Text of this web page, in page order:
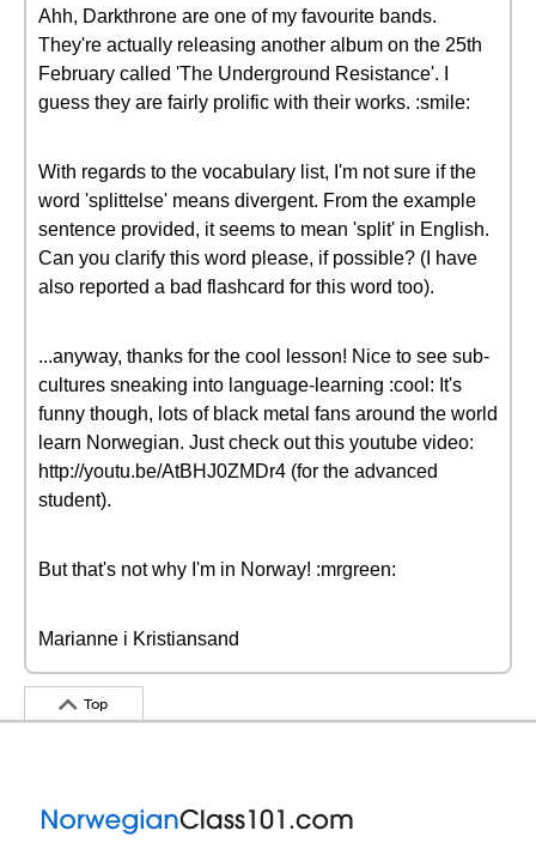
Ahh, Darkthrone are one of my favourite bands.
They're actually releasing another album on the 25th
February called 'The Underground Resistance'. I
guess they are fairly prolific with their works. :smile:
With regards to the vocabulary list, I'm not sure if the
word 'splittelse' means divergent. From the example
sentence provided, it seems to mean 'split' in English.
Can you clarify this word please, if possible? (I have
also reported a bad flashcard for this word too).
...anyway, thanks for the cool lesson! Nice to see sub-
cultures sneaking into language-learning :cool: It's
funny though, lots of black metal fans around the world
learn Norwegian. Just check out this youtube video:
http://youtu.be/AtBHJ0ZMDr4 (for the advanced
student).
But that's not why I'm in Norway! :mrgreen:
Marianne i Kristiansand
Top